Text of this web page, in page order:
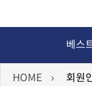
독서쿠션 2차 예구안내
베스
HOME 회원